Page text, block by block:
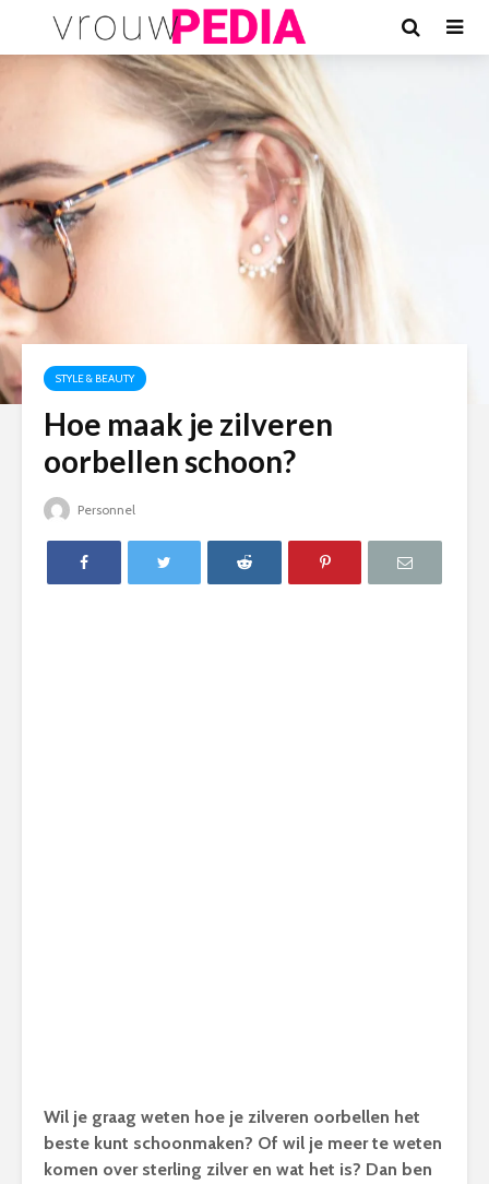
STYLE & BEAUTY
Hoe maak je zilveren
oorbellen schoon?
Personnel
Wil je graag weten hoe je zilveren oorbellen het
beste kunt schoonmaken? Of wil je meer te weten
komen over sterling zilver en wat het is? Dan ben